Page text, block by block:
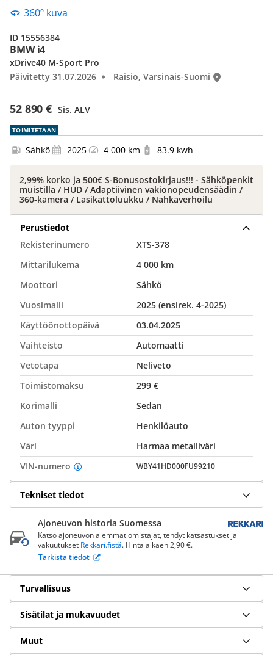
BMW i4
52 890 € Sis. ALV
xDrive40 M-Sport Pro
Päivitetty 31.07.2026
Raisio, Varsinais-Suomi
ID 15556384
360º kuva
TOIMITETAAN
Sähkö 2025 4 000 km 83.9 kwh
2,99% korko ja 500€ S-Bonusostokirjaus!!! - Sähköpenkit
muistilla / HUD / Adaptiivinen vakionopeudensäädin /
360-kamera / Lasikattoluukku / Nahkaverhoilu
Perustiedot
Rekisterinumero
XTS-378
Mittarilukema
4 000 km
Moottori
Sähkö
Vuosimalli
2025 (ensirek. 4-2025)
Käyttöönottopäivä
03.04.2025
Vaihteisto
Automaatti
Vetotapa
Neliveto
Toimistomaksu
299 €
Korimalli
Sedan
Auton tyyppi
Henkilöauto
Väri
Harmaa metalliväri
VIN-numero
WBY41HD000FU99210
Tekniset tiedot
Ajoneuvon historia Suomessa
Katso ajoneuvon aiemmat omistajat, tehdyt katsastukset ja
vakuutukset Rekkari.fistä. Hinta alkaen 2,90 €.
Tarkista tiedot
Turvallisuus
Sisätilat ja mukavuudet
Muut